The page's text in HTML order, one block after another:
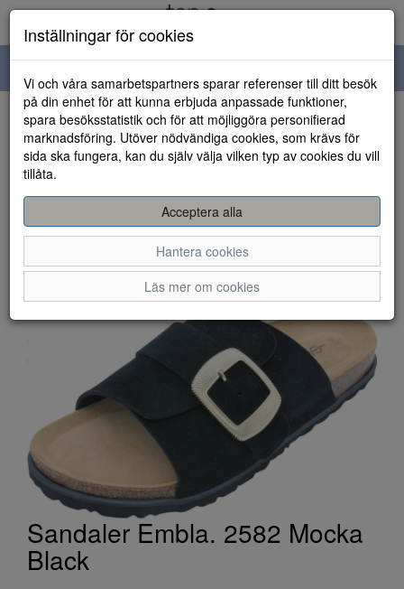
navigation
HEM
Sandaler Embla. 2582 Mocka
Black
Inställningar för cookies
Vi och våra samarbetspartners sparar referenser till ditt besök
på din enhet för att kunna erbjuda anpassade funktioner,
spara besöksstatistik och för att möjliggöra personifierad
marknadsföring. Utöver nödvändiga cookies, som krävs för
sida ska fungera, kan du själv välja vilken typ av cookies du vill
tillåta.
Acceptera alla
Hantera cookies
Läs mer om cookies